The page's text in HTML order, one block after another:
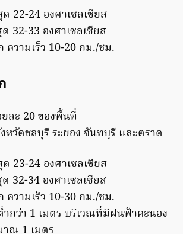
22-24 องศาเซลเซียส
32-33 องศาเซลเซียส
ความเร็ว 10-20 กม./ชม.
ละ 20 ของพื้นที่
หวัดชลบุรี ระยอง จันทบุรี และตราด
23-24 องศาเซลเซียส
32-34 องศาเซลเซียส
ความเร็ว 10-30 กม./ชม.
กว่า 1 เมตร บริเวณที่มีฝนฟ้าคะนอง